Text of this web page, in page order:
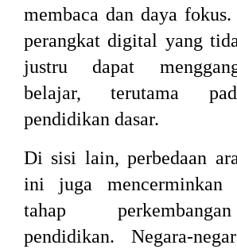
membaca dan daya fokus.
perangkat digital yang
justru dapat
belajar, terutama
pendidikan dasar.
Di sisi lain, perbedaan
ini juga mencerminkan
tahap
pendidikan. Negara-